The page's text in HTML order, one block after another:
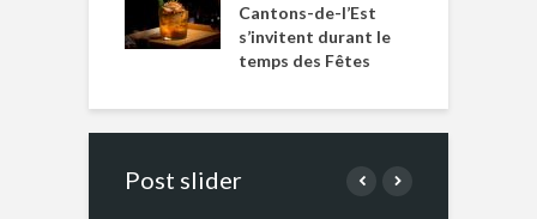
Cantons-de-l’Est
s’invitent durant le
temps des Fêtes
Post slider